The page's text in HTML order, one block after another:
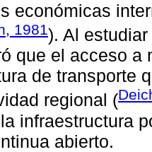
económicas
1981). Al
que el acceso a
de transporte
regional (
infraestructura
abierto.